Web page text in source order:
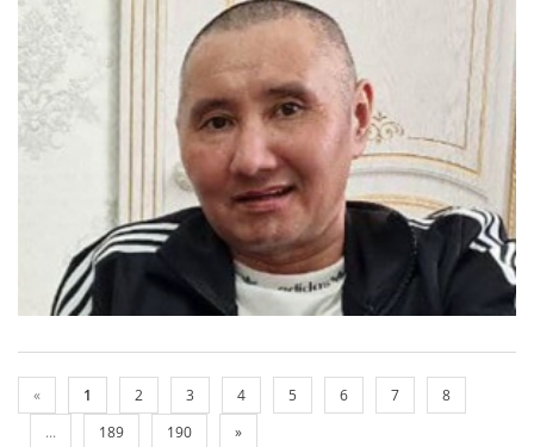
« 1 2 3 4 5 6 7
8
...
189 190 »